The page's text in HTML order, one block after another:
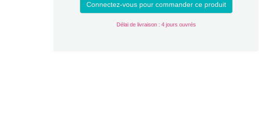
Connectez-vous pour commander ce produit
Délai de livraison : 4 jours ouvrés